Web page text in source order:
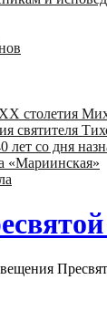
столетия
святителя
со дня
«Мариинская»